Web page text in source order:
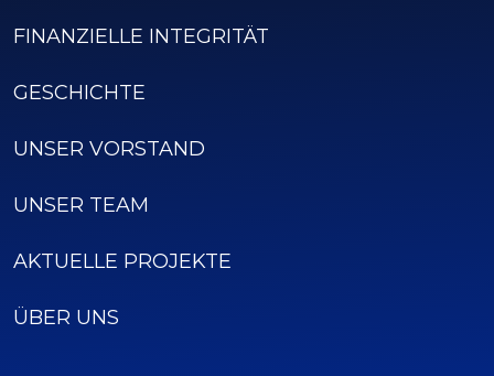
FINANZIELLE INTEGRITÄT
GESCHICHTE
UNSER VORSTAND
UNSER TEAM
AKTUELLE PROJEKTE
ÜBER UNS